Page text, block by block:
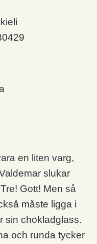
en liten varg,
slukar
Gott! Men så
måste ligga i
sin chokladglass.
och runda tycker